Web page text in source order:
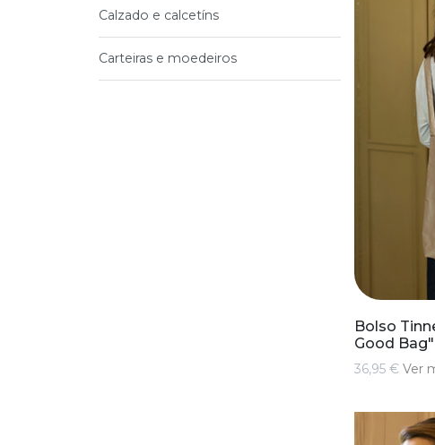
Calzado e calcetíns
Carteiras e moedeiros
Bolso
Good
36,95 € Ver